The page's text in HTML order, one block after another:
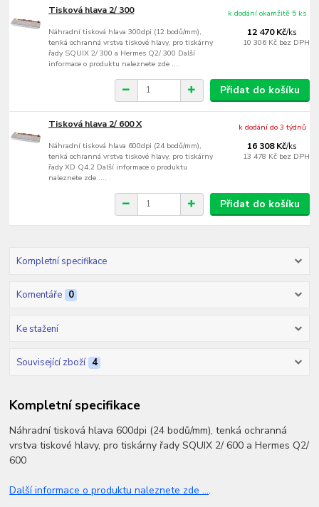
Tisková hlava 2/ 300
Náhradní tisková hlava 300dpi (12 bodů/mm),
tenká ochranná vrstva tiskové hlavy, pro tiskárny
řady SQUIX 2/ 300 a Hermes Q2/ 300 Další
informace o produktu naleznete zde ....
12 470 Kč/ks
10 306 Kč bez DPH
k dodání okamžitě 5 ks
Přidat do košíku
Tisková hlava 2/ 600 X
Náhradní tisková hlava 600dpi (24 bodů/mm),
tenká ochranná vrstva tiskové hlavy, pro tiskárny
řady XD Q4.2 Další informace o produktu
naleznete zde ....
16 308 Kč/ks
13 478 Kč bez DPH
k dodání do 3 týdnů
Přidat do košíku
Kompletní specifikace
Komentáře 0
Ke stažení
Související zboží 4
Kompletní specifikace
Náhradní tisková hlava 600dpi (24 bodů/mm), tenká ochranná
vrstva tiskové hlavy, pro tiskárny řady SQUIX 2/ 600 a Hermes Q2/
600
Další informace o produktu naleznete zde ....